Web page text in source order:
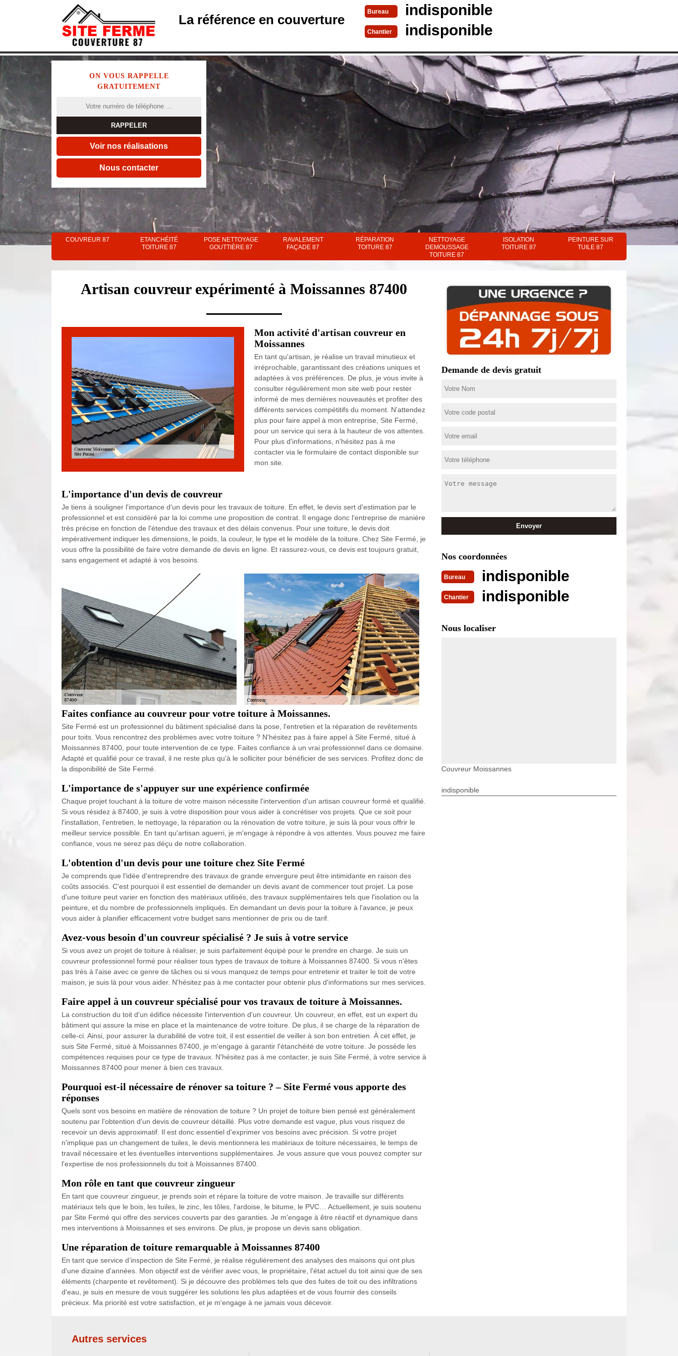
La référence en couverture
Bureau indisponible
Chantier indisponible
ON VOUS RAPPELLE
GRATUITEMENT
Voir nos réalisations
Nous contacter
COUVREUR 87
ETANCHÉITÉ
TOITURE 87
POSE NETTOYAGE
GOUTTIÈRE 87
RAVALEMENT
FAÇADE 87
RÉPARATION
TOITURE 87
NETTOYAGE
DEMOUSSAGE
TOITURE 87
ISOLATION
TOITURE 87
PEINTURE SUR
TUILE 87
Artisan couvreur expérimenté à Moissannes 87400
Mon activité d'artisan couvreur en
Moissannes
En tant qu'artisan, je réalise un travail minutieux et
irréprochable, garantissant des créations uniques et
adaptées à vos préférences. De plus, je vous invite à
consulter régulièrement mon site web pour rester
informé de mes dernières nouveautés et profiter des
différents services compétitifs du moment. N'attendez
plus pour faire appel à mon entreprise, Site Fermé,
pour un service qui sera à la hauteur de vos attentes.
Pour plus d'informations, n'hésitez pas à me
contacter via le formulaire de contact disponible sur
mon site.
L'importance d'un devis de couvreur
Je tiens à souligner l'importance d'un devis pour les travaux de toiture. En effet, le devis sert d'estimation par le
professionnel et est considéré par la loi comme une proposition de contrat. Il engage donc l'entreprise de manière
très précise en fonction de l'étendue des travaux et des délais convenus. Pour une toiture, le devis doit
impérativement indiquer les dimensions, le poids, la couleur, le type et le modèle de la toiture. Chez Site Fermé, je
vous offre la possibilité de faire votre demande de devis en ligne. Et rassurez-vous, ce devis est toujours gratuit,
sans engagement et adapté à vos besoins.
Faites confiance au couvreur pour votre toiture à Moissannes.
Site Fermé est un professionnel du bâtiment spécialisé dans la pose, l'entretien et la réparation de revêtements
pour toits. Vous rencontrez des problèmes avec votre toiture ? N'hésitez pas à faire appel à Site Fermé, situé à
Moissannes 87400, pour toute intervention de ce type. Faites confiance à un vrai professionnel dans ce domaine.
Adapté et qualifié pour ce travail, il ne reste plus qu'à le solliciter pour bénéficier de ses services. Profitez donc de
la disponibilité de Site Fermé.
L'importance de s'appuyer sur une expérience confirmée
Chaque projet touchant à la toiture de votre maison nécessite l'intervention d'un artisan couvreur formé et qualifié.
Si vous résidez à 87400, je suis à votre disposition pour vous aider à concrétiser vos projets. Que ce soit pour
l'installation, l'entretien, le nettoyage, la réparation ou la rénovation de votre toiture, je suis là pour vous offrir le
meilleur service possible. En tant qu'artisan aguerri, je m'engage à répondre à vos attentes. Vous pouvez me faire
confiance, vous ne serez pas déçu de notre collaboration.
L'obtention d'un devis pour une toiture chez Site Fermé
Je comprends que l'idée d'entreprendre des travaux de grande envergure peut être intimidante en raison des
coûts associés. C'est pourquoi il est essentiel de demander un devis avant de commencer tout projet. La pose
d'une toiture peut varier en fonction des matériaux utilisés, des travaux supplémentaires tels que l'isolation ou la
peinture, et du nombre de professionnels impliqués. En demandant un devis pour la toiture à l'avance, je peux
vous aider à planifier efficacement votre budget sans mentionner de prix ou de tarif.
Avez-vous besoin d'un couvreur spécialisé ? Je suis à votre service
Si vous avez un projet de toiture à réaliser, je suis parfaitement équipé pour le prendre en charge. Je suis un
couvreur professionnel formé pour réaliser tous types de travaux de toiture à Moissannes 87400. Si vous n'êtes
pas très à l'aise avec ce genre de tâches ou si vous manquez de temps pour entretenir et traiter le toit de votre
maison, je suis là pour vous aider. N'hésitez pas à me contacter pour obtenir plus d'informations sur mes services.
Faire appel à un couvreur spécialisé pour vos travaux de toiture à Moissannes.
La construction du toit d'un édifice nécessite l'intervention d'un couvreur. Un couvreur, en effet, est un expert du
bâtiment qui assure la mise en place et la maintenance de votre toiture. De plus, il se charge de la réparation de
celle-ci. Ainsi, pour assurer la durabilité de votre toit, il est essentiel de veiller à son bon entretien. À cet effet, je
suis Site Fermé, situé à Moissannes 87400, je m'engage à garantir l'étanchéité de votre toiture. Je possède les
compétences requises pour ce type de travaux. N'hésitez pas à me contacter, je suis Site Fermé, à votre service à
Moissannes 87400 pour mener à bien ces travaux.
Pourquoi est-il nécessaire de rénover sa toiture ? – Site Fermé vous apporte des
réponses
Quels sont vos besoins en matière de rénovation de toiture ? Un projet de toiture bien pensé est généralement
soutenu par l'obtention d'un devis de couvreur détaillé. Plus votre demande est vague, plus vous risquez de
recevoir un devis approximatif. Il est donc essentiel d'exprimer vos besoins avec précision. Si votre projet
n'implique pas un changement de tuiles, le devis mentionnera les matériaux de toiture nécessaires, le temps de
travail nécessaire et les éventuelles interventions supplémentaires. Je vous assure que vous pouvez compter sur
l'expertise de nos professionnels du toit à Moissannes 87400.
Mon rôle en tant que couvreur zingueur
En tant que couvreur zingueur, je prends soin et répare la toiture de votre maison. Je travaille sur différents
matériaux tels que le bois, les tuiles, le zinc, les tôles, l'ardoise, le bitume, le PVC… Actuellement, je suis soutenu
par Site Fermé qui offre des services couverts par des garanties. Je m'engage à être réactif et dynamique dans
mes interventions à Moissannes et ses environs. De plus, je propose un devis sans obligation.
Une réparation de toiture remarquable à Moissannes 87400
En tant que service d’inspection de Site Fermé, je réalise régulièrement des analyses des maisons qui ont plus
d'une dizaine d'années. Mon objectif est de vérifier avec vous, le propriétaire, l'état actuel du toit ainsi que de ses
éléments (charpente et revêtement). Si je découvre des problèmes tels que des fuites de toit ou des infiltrations
d'eau, je suis en mesure de vous suggérer les solutions les plus adaptées et de vous fournir des conseils
précieux. Ma priorité est votre satisfaction, et je m'engage à ne jamais vous décevoir.
Demande de devis gratuit
Nos coordonnées
Bureau indisponible
Chantier indisponible
Nous localiser
Couvreur Moissannes
indisponible
Autres services